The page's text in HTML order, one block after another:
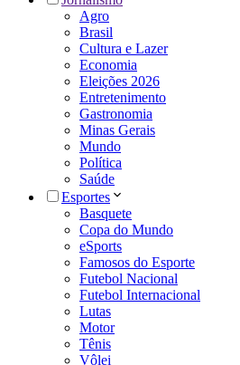
Agro
Brasil
Cultura e Lazer
Economia
Eleições 2026
Entretenimento
Gastronomia
Minas Gerais
Mundo
Política
Saúde
Esportes
Basquete
Copa do Mundo
eSports
Famosos do Esporte
Futebol Nacional
Futebol Internacional
Lutas
Motor
Tênis
Vôlei